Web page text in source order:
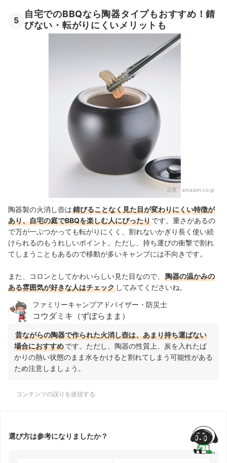
5
自宅でのBBQなら陶器タイプもおすすめ！錆
びない・転がりにくいメリットも
出典： amazon.co.jp
陶器製の火消し壺は錆びることなく見た目が変わりにくい特徴が
あり、自宅の庭でBBQを楽しむ人にぴったりです。重さがあるの
で万が一ぶつかっても転がりにくく、割れないかぎり長く使い続
けられるのもうれしいポイント。ただし、持ち運びの衝撃で割れ
てしまうこともあるので移動が多いキャンプには不向きです。
また、コロンとしてかわいらしい見た目なので、
陶器の温かみの
ある雰囲気が好きな人はチェック してみてくださいね。
ファミリーキャンプアドバイザー・防災士
コウダミキ（ずぼらまま）
昔ながらの陶器で作られた火消し壺は、あまり持ち運ばない
場合におすすめです。ただし、陶器の性質上、炭を入れたば
かりの熱い状態のまま水をかけると割れてしまう可能性がある
ため注意しましょう。
コンテンツの誤りを送信する
選び方は参考になりましたか？